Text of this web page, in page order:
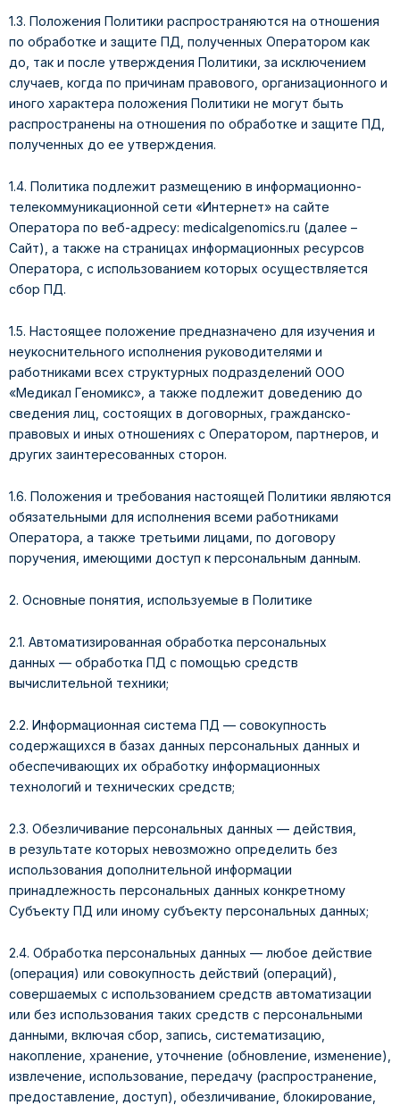
1.3. Положения Политики распространяются на отношения
по обработке и защите ПД, полученных Оператором как
до, так и после утверждения Политики, за исключением
случаев, когда по причинам правового, организационного и
иного характера положения Политики не могут быть
распространены на отношения по обработке и защите ПД,
полученных до ее утверждения.
1.4. Политика подлежит размещению в информационно-
телекоммуникационной сети «Интернет» на сайте
Оператора по веб-адресу: medicalgenomics.ru (далее –
Сайт), а также на страницах информационных ресурсов
Оператора, с использованием которых осуществляется
сбор ПД.
1.5. Настоящее положение предназначено для изучения и
неукоснительного исполнения руководителями и
работниками всех структурных подразделений ООО
«Медикал Геномикс», а также подлежит доведению до
сведения лиц, состоящих в договорных, гражданско-
правовых и иных отношениях с Оператором, партнеров, и
других заинтересованных сторон.
1.6. Положения и требования настоящей Политики являются
обязательными для исполнения всеми работниками
Оператора, а также третьими лицами, по договору
поручения, имеющими доступ к персональным данным.
2. Основные понятия, используемые в Политике
2.1. Автоматизированная обработка персональных
данных — обработка ПД с помощью средств
вычислительной техники;
2.2. Информационная система ПД — совокупность
содержащихся в базах данных персональных данных и
обеспечивающих их обработку информационных
технологий и технических средств;
2.3. Обезличивание персональных данных — действия,
в результате которых невозможно определить без
использования дополнительной информации
принадлежность персональных данных конкретному
Субъекту ПД или иному субъекту персональных данных;
2.4. Обработка персональных данных — любое действие
(операция) или совокупность действий (операций),
совершаемых с использованием средств автоматизации
или без использования таких средств с персональными
данными, включая сбор, запись, систематизацию,
накопление, хранение, уточнение (обновление, изменение),
извлечение, использование, передачу (распространение,
предоставление, доступ), обезличивание, блокирование,